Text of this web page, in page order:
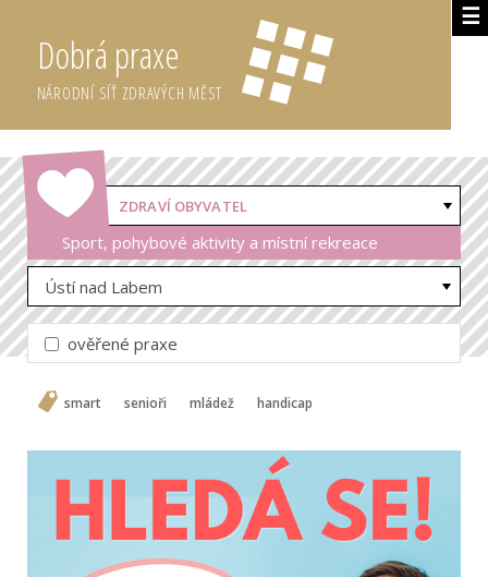
☰
Dobrá praxe
NÁRODNÍ SÍŤ ZDRAVÝCH MĚST
ZDRAVÍ OBYVATEL
Sport, pohybové aktivity a místní rekreace
Ústí nad Labem
ověřené praxe
smart senioři mládež handicap